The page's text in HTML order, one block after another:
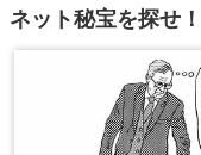
ネット秘宝を探せ！